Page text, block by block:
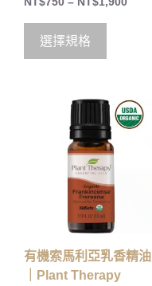
out of 5
選擇規格
有機索馬利亞乳香精油
｜Plant Therapy